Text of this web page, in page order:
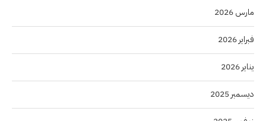
مارس 2026
فبراير 2026
يناير 2026
ديسمبر 2025